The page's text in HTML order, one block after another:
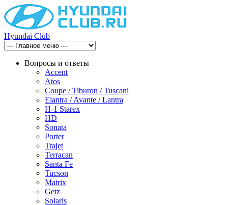
Hyundai Club
Вопросы и ответы
Accent
Atos
Coupe / Tiburon / Tuscani
Elantra / Avante / Lantra
H-1 Starex
HD
Sonata
Porter
Trajet
Terracan
Santa Fe
Tucson
Matrix
Getz
Solaris